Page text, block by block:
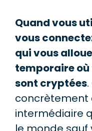
Quand vous
vous
qui vous
temporaire où
sont cryptées
concrètement
intermédiaire